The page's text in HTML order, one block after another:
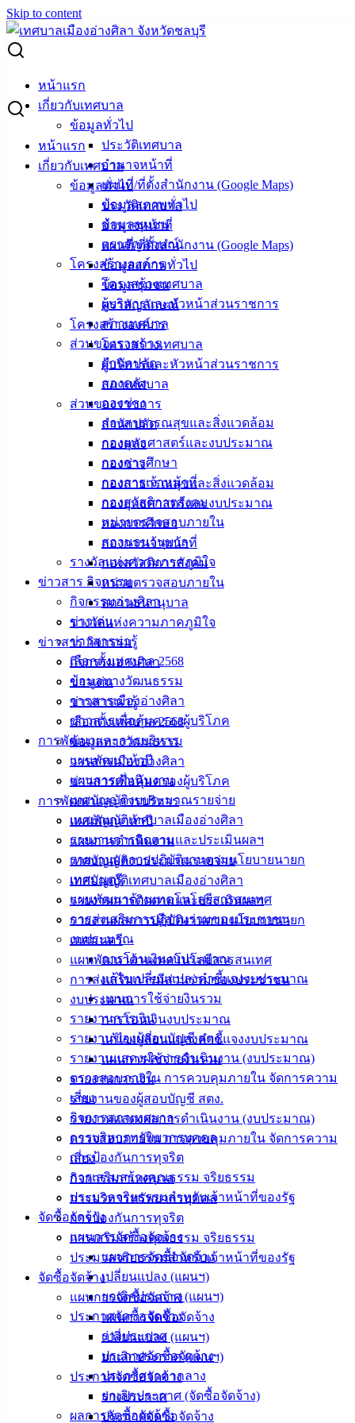
Skip to content
หน้าแรก
เกี่ยวกับเทศบาล
ข้อมูลทั่วไป
ประวัติเทศบาล
อำนาจหน้าที่
แผนที่/ที่ตั้งสำนักงาน (Google Maps)
ข้อมูลสภาพทั่วไป
ข้อมูลชุมชน
ตราสัญลักษณ์
โครงสร้างองค์กร
โครงสร้างเทศบาล
ผู้บริหารและหัวหน้าส่วนราชการ
สภาเทศบาล
ส่วนของราชการ
สำนักปลัด
กองคลัง
กองช่าง
กองสาธารณสุขและสิ่งแวดล้อม
กองยุทธศาสตร์และงบประมาณ
กองการศึกษา
กองการเจ้าหน้าที่
กองสวัสดิการสังคม
หน่วยตรวจสอบภายใน
สถานธนานุบาล
รางวัลแห่งความภาคภูมิใจ
ข่าวสาร กิจกรรม
กิจกรรมอ่างศิลา
ข่าวเด่น
ข่าวสารน่ารู้
เลือกตั้งเทศบาล 2568
ข้อมูลทางวัฒนธรรม
วารสารเมืองอ่างศิลา
ข่าวสารเพื่อคุ้มครองผู้บริโภค
การพัฒนาและการบริหาร
แผนพัฒนาห้าปี
แผนการดำเนินงาน
เทศบัญญัติงบประมาณรายจ่าย
เทศบัญญัติเทศบาลเมืองอ่างศิลา
รายงานการติดตามและประเมินผลฯ
รายงานผลการปฏิบัติงานตามนโยบายนายก
เทศมนตรี
แผนพัฒนาด้านเทคโนโลยีสารสนเทศ
การส่งเสริมการมีส่วนร่วมของประชาชน
งบประมาณ
การโอนเงินงบประมาณ
แก้ไขเปลี่ยนแปลงคำชี้แจงงบประมาณ
แผนการใช้จ่ายงินรวม
รายงานการเงิน
รายงานของผู้สอบบัญชี สตง.
รายงานแสดงผลการดำเนินงาน (งบประมาณ)
ตรวจสอบภายใน การควบคุมภายใน จัดการความ
เสี่ยง
กิจการสภาเทศบาล
การบริหารทรัพยากรบุคคล
การป้องกันการทุจริต
การเสริมสร้างคุณธรรม จริยธรรม
ประมวลจริยธรรมสำหรับเจ้าหน้าที่ของรัฐ
จัดซื้อจัดจ้าง
แผนการจัดซื้อจัดจ้าง
แผนการจัดซื้อจัดจ้าง
เปลี่ยนแปลง (แผนฯ)
ยกเลิกประกาศ (แผนฯ)
ประกาศจัดซื้อจัดจ้าง
ร่างประกาศ
ประกาศจัดซื้อจัดจ้าง
ประกาศราคากลาง
ยกเลิกประกาศ (จัดซื้อจัดจ้าง)
ผลการจัดซื้อจัดจ้าง
หน้าแรก
เกี่ยวกับเทศบาล
ข้อมูลทั่วไป
ประวัติเทศบาล
อำนาจหน้าที่
แผนที่/ที่ตั้งสำนักงาน (Google Maps)
ข้อมูลสภาพทั่วไป
ข้อมูลชุมชน
ตราสัญลักษณ์
โครงสร้างองค์กร
โครงสร้างเทศบาล
ผู้บริหารและหัวหน้าส่วนราชการ
สภาเทศบาล
ส่วนของราชการ
สำนักปลัด
กองคลัง
กองช่าง
กองสาธารณสุขและสิ่งแวดล้อม
กองยุทธศาสตร์และงบประมาณ
กองการศึกษา
กองการเจ้าหน้าที่
กองสวัสดิการสังคม
หน่วยตรวจสอบภายใน
สถานธนานุบาล
รางวัลแห่งความภาคภูมิใจ
ข่าวสาร กิจกรรม
กิจกรรมอ่างศิลา
ข่าวเด่น
ข่าวสารน่ารู้
เลือกตั้งเทศบาล 2568
ข้อมูลทางวัฒนธรรม
วารสารเมืองอ่างศิลา
ข่าวสารเพื่อคุ้มครองผู้บริโภค
การพัฒนาและการบริหาร
แผนพัฒนาห้าปี
แผนการดำเนินงาน
เทศบัญญัติงบประมาณรายจ่าย
เทศบัญญัติเทศบาลเมืองอ่างศิลา
รายงานการติดตามและประเมินผลฯ
รายงานผลการปฏิบัติงานตามนโยบายนายก
เทศมนตรี
แผนพัฒนาด้านเทคโนโลยีสารสนเทศ
การส่งเสริมการมีส่วนร่วมของประชาชน
งบประมาณ
การโอนเงินงบประมาณ
แก้ไขเปลี่ยนแปลงคำชี้แจงงบประมาณ
แผนการใช้จ่ายงินรวม
รายงานการเงิน
รายงานของผู้สอบบัญชี สตง.
รายงานแสดงผลการดำเนินงาน (งบประมาณ)
ตรวจสอบภายใน การควบคุมภายใน จัดการความ
เสี่ยง
กิจการสภาเทศบาล
การบริหารทรัพยากรบุคคล
การป้องกันการทุจริต
การเสริมสร้างคุณธรรม จริยธรรม
ประมวลจริยธรรมสำหรับเจ้าหน้าที่ของรัฐ
จัดซื้อจัดจ้าง
แผนการจัดซื้อจัดจ้าง
แผนการจัดซื้อจัดจ้าง
เปลี่ยนแปลง (แผนฯ)
ยกเลิกประกาศ (แผนฯ)
ประกาศจัดซื้อจัดจ้าง
ร่างประกาศ
ประกาศจัดซื้อจัดจ้าง
Search for:
ประกาศเทศบาลเมืองอ่างศิลา เรื่อง ประกาศผู้ชนะการเสนอ
ราคา จ้างซ่อมแซมรถยนต์หมายเลขทะเบียน ขม ๒๔๐๒ ชบ
โดยวิธีเฉพาะเจาะจง
ประกาศเทศบาลเมืองอ่างศิลา เรื่อง
ประกาศผู้ชนะการเสนอราคา จ้างซ่อมแซม
รถยนต์หมายเลขทะเบียน ขม ๒๔๐๒ ชบ
โดยวิธีเฉพาะเจาะจง
มิถุนายน 23, 2021เมษายน 20, 2022 vichakarn
ประกาศผู้ชนะ
ดาวน์โหลดเอกสารเพิ่มเติมได้ที่นี่ >>
อ่างศิลา 90/338
ม.3 ต.เสม็ด
อ.เมือง จ.ชลบุรี
ติดต่อ :038-
142-100-104
บริการ
ประชาชน
ดาวน์โหลด
ฟอร์ม,
เอกสาร
สำหรับ
ประชาชน/
คู่มือการ
ปฏิบัติ
ข่าวสาร
ข้อมูล
ข่าวสาร
อิเล็กทรอนิกส์
ความรู้
(Knowledge
Management)
เทศบาล
สายตรง
นายก
เทศบาล
หัวหน้า